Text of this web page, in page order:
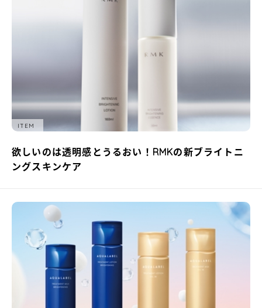
ITEM
欲しいのは透明感とうるおい！RMKの新ブライトニ
ングスキンケア